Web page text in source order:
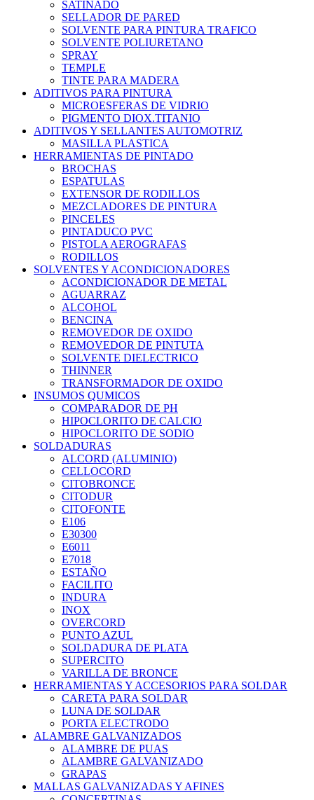
SATINADO
SELLADOR DE PARED
SOLVENTE PARA PINTURA TRAFICO
SOLVENTE POLIURETANO
SPRAY
TEMPLE
TINTE PARA MADERA
ADITIVOS PARA PINTURA
MICROESFERAS DE VIDRIO
PIGMENTO DIOX.TITANIO
ADITIVOS Y SELLANTES AUTOMOTRIZ
MASILLA PLASTICA
HERRAMIENTAS DE PINTADO
BROCHAS
ESPATULAS
EXTENSOR DE RODILLOS
MEZCLADORES DE PINTURA
PINCELES
PINTADUCO PVC
PISTOLA AEROGRAFAS
RODILLOS
SOLVENTES Y ACONDICIONADORES
ACONDICIONADOR DE METAL
AGUARRAZ
ALCOHOL
BENCINA
REMOVEDOR DE OXIDO
REMOVEDOR DE PINTUTA
SOLVENTE DIELECTRICO
THINNER
TRANSFORMADOR DE OXIDO
INSUMOS QUMICOS
COMPARADOR DE PH
HIPOCLORITO DE CALCIO
HIPOCLORITO DE SODIO
SOLDADURAS
ALCORD (ALUMINIO)
CELLOCORD
CITOBRONCE
CITODUR
CITOFONTE
E106
E30300
E6011
E7018
ESTAÑO
FACILITO
INDURA
INOX
OVERCORD
PUNTO AZUL
SOLDADURA DE PLATA
SUPERCITO
VARILLA DE BRONCE
HERRAMIENTAS Y ACCESORIOS PARA SOLDAR
CARETA PARA SOLDAR
LUNA DE SOLDAR
PORTA ELECTRODO
ALAMBRE GALVANIZADOS
ALAMBRE DE PUAS
ALAMBRE GALVANIZADO
GRAPAS
MALLAS GALVANIZADAS Y AFINES